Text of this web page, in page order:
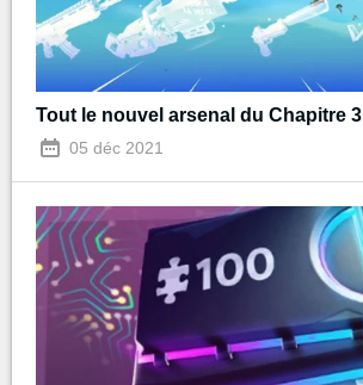
Tout le nouvel arsenal du Chapitre 3
05 déc 2021